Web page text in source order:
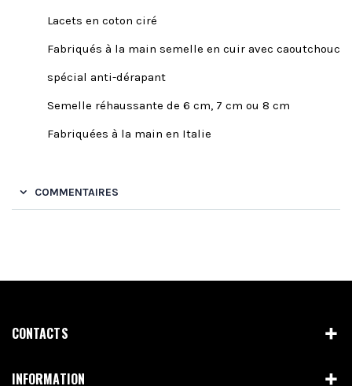
Lacets en coton ciré
Fabriqués à la main semelle en cuir avec caoutchouc
spécial anti-dérapant
Semelle réhaussante de 6 cm, 7 cm ou 8 cm
Fabriquées à la main en Italie
COMMENTAIRES
CONTACTS
INFORMATION